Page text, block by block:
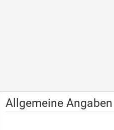
Allgemeine Angaben